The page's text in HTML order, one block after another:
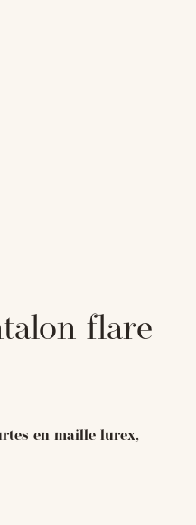
flare
en maille lurex,